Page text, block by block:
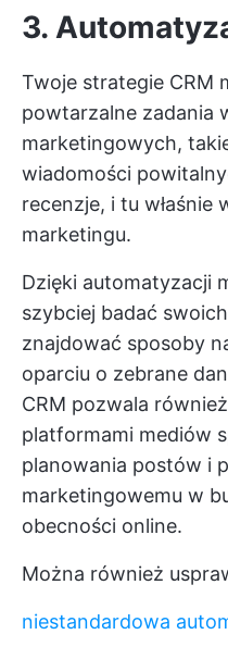
3.
Twoje strategie CRM
powtarzalne zadania
marketingowych,
wiadomości
recenzje, i tu właśnie
marketingu.
Dzięki automatyzacji
szybciej badać
znajdować sposoby
oparciu o zebrane
CRM pozwala
platformami mediów
planowania postów i
marketingowemu w
obecności online.
Można również
niestandardowa